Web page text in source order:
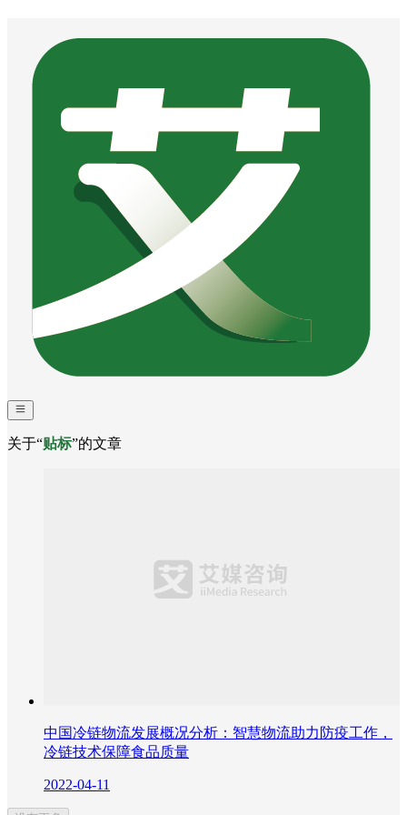
关于“贴标”的文章
中国冷链物流发展概况分析：智慧物流助力防疫工作，
冷链技术保障食品质量
2022-04-11